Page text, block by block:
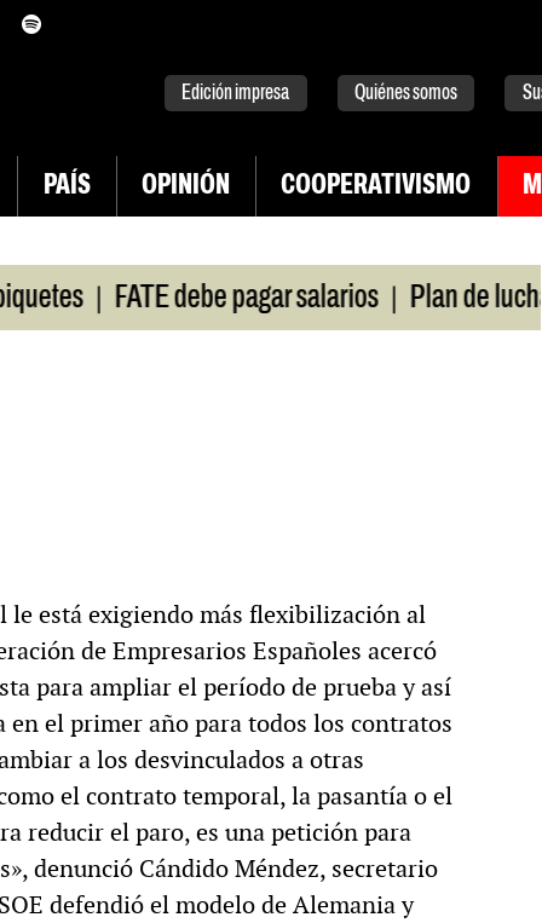
Edición impresa Quiénes somos
PAÍS OPINIÓN COOPERATIVISMO
| FATE debe pagar salarios | Plan de lucha de
le está exigiendo más flexibilización al
de Empresarios Españoles acercó
para ampliar el período de prueba y así
el primer año para todos los contratos
a los desvinculados a otras
el contrato temporal, la pasantía o el
reducir el paro, es una petición para
denunció Cándido Méndez, secretario
defendió el modelo de Alemania y